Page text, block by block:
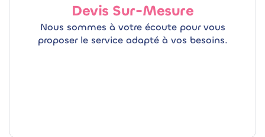
Devis Sur-Mesure
Nous sommes à votre écoute pour vous
proposer le service adapté à vos besoins.